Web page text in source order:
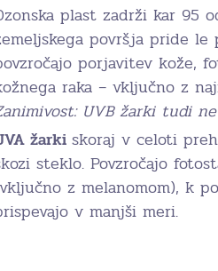
plast zadrži kar 95
površja pride
porjavitev kože,
raka – vključno z
UVB žarki tudi
žarki skoraj v celoti
steklo. Povzročajo
z melanomom), k
v manjši meri.